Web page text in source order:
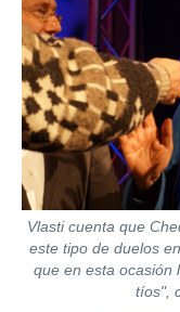
Vlasti cuenta que
este tipo de duelos
que en esta ocasión
tíos",